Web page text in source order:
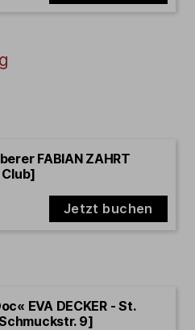
FABIAN ZAHRT
Jetzt buchen
EVA DECKER - St.
9]